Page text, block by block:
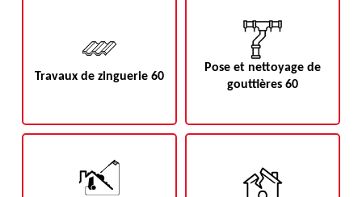
Travaux de zinguerie 60
Pose et nettoyage de
gouttières 60